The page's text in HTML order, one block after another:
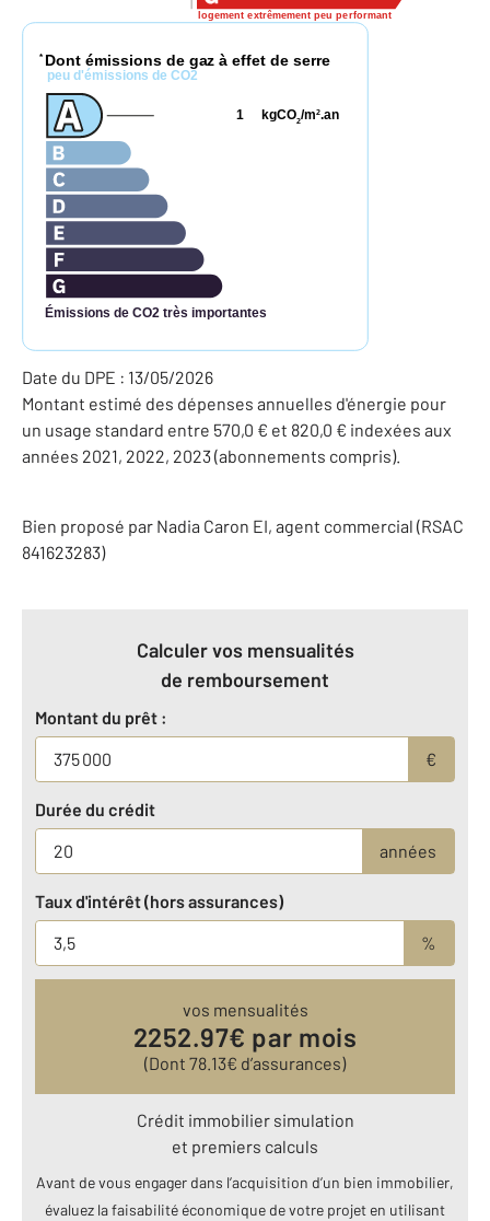
logement extrêmement peu performant
* Dont émissions de gaz à effet de serre
peu d'émissions de CO2
Émissions de CO2 très importantes
kgCO2/m2.an
1
Date du DPE : 13/05/2026
Montant estimé des dépenses annuelles d'énergie pour
un usage standard entre 570,0 € et 820,0 € indexées aux
années 2021, 2022, 2023 (abonnements compris).
Bien proposé par Nadia Caron EI, agent commercial (RSAC
841623283)
Calculer vos mensualités
de remboursement
Montant du prêt :
€
Durée du crédit
années
Taux d'intérêt (hors assurances)
%
vos mensualités
2252.97€ par mois
(Dont 78.13€ d’assurances)
Crédit immobilier simulation
et premiers calculs
Avant de vous engager dans l’acquisition d’un bien immobilier,
évaluez la faisabilité économique de votre projet en utilisant